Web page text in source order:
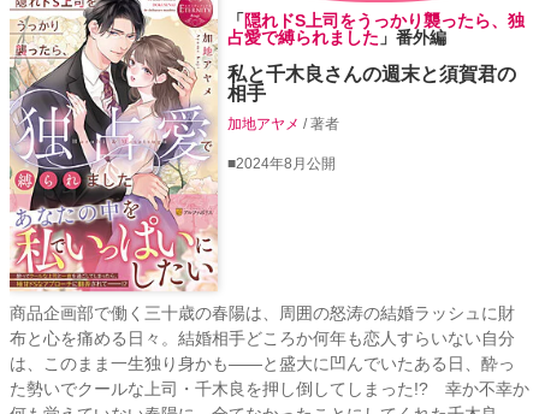
「隠れドS上司をうっかり襲ったら、独
占愛で縛られました 」番外編
私と千木良さんの週末と須賀君の
相手
加地アヤメ/ 著者
■2024年8月公開
商品企画部で働く三十歳の春陽は、周囲の怒涛の結婚ラッシュに財
布と心を痛める日々。結婚相手どころか何年も恋人すらいない自分
は、このまま一生独り身かも――と盛大に凹んでいたある日、酔っ
た勢いでクールな上司・千木良を押し倒してしまった!? 幸か不幸か